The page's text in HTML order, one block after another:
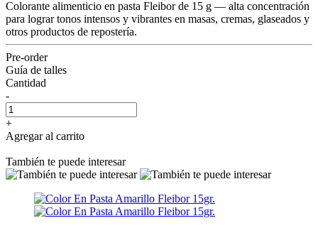
Colorante alimenticio en pasta Fleibor de 15 g — alta concentración
para lograr tonos intensos y vibrantes en masas, cremas, glaseados y
otros productos de repostería.
Pre-order
Guía de talles
Cantidad
-
+
Agregar al carrito
También te puede interesar